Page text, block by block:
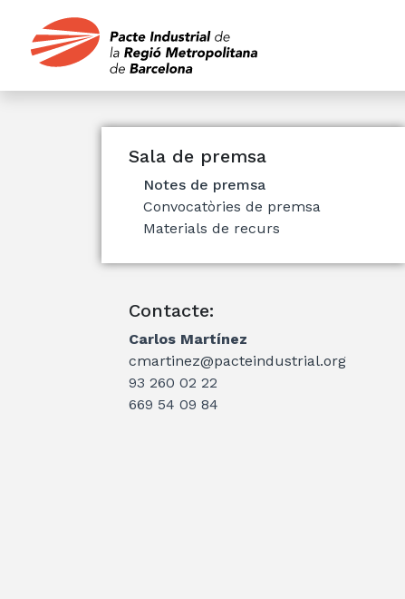
Sala de premsa
Notes de premsa
Convocatòries de premsa
Materials de recurs
Contacte:
Carlos Martínez
cmartinez@pacteindustrial.org
93 260 02 22
669 54 09 84